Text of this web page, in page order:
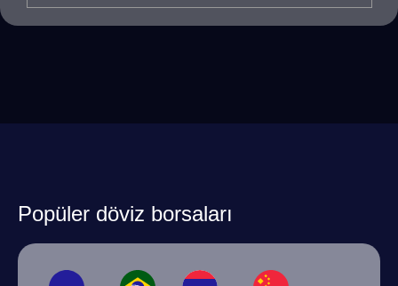
Popüler döviz borsaları